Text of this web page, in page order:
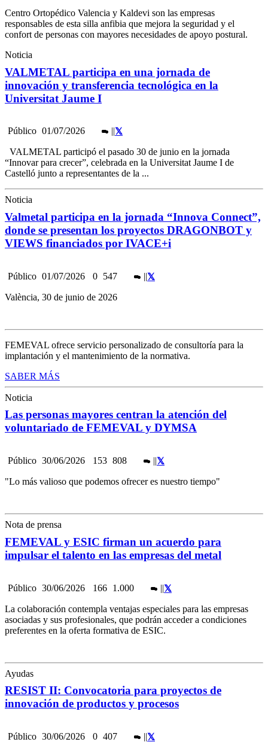
Centro Ortopédico Valencia y Kaldevi son las empresas
responsables de esta silla anfibia que mejora la seguridad y el
confort de personas con mayores necesidades de apoyo postural.
Noticia
VALMETAL participa en una jornada de
innovación y transferencia tecnológica en la
Universitat Jaume I
Público 01/07/2026 ||
VALMETAL participó el pasado 30 de junio en la jornada
“Innovar para crecer”, celebrada en la Universitat Jaume I de
Castelló junto a representantes de la ...
Noticia
Valmetal participa en la jornada “Innova Connect”,
donde se presentan los proyectos DRAGONBOT y
VIEWS financiados por IVACE+i
Público 01/07/2026 0 547 ||
València, 30 de junio de 2026
FEMEVAL ofrece servicio personalizado de consultoría para la
implantación y el mantenimiento de la normativa.
SABER MÁS
Noticia
Las personas mayores centran la atención del
voluntariado de FEMEVAL y DYMSA
Público 30/06/2026 153 808 ||
"Lo más valioso que podemos ofrecer es nuestro tiempo"
Nota de prensa
FEMEVAL y ESIC firman un acuerdo para
impulsar el talento en las empresas del metal
Público 30/06/2026 166 1.000 ||
La colaboración contempla ventajas especiales para las empresas
asociadas y sus profesionales, que podrán acceder a condiciones
preferentes en la oferta formativa de ESIC.
Ayudas
RESIST II: Convocatoria para proyectos de
innovación de productos y procesos
Público 30/06/2026 0 407 ||